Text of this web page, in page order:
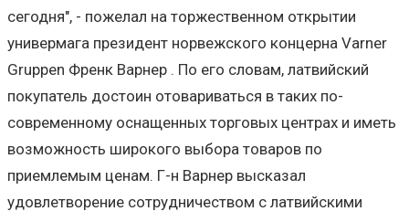
сегодня", - пожелал на торжественном открытии
универмага президент норвежского концерна Varner
Gruppen Френк Варнер . По его словам, латвийский
покупатель достоин отовариваться в таких по-
современному оснащенных торговых центрах и иметь
возможность широкого выбора товаров по
приемлемым ценам. Г-н Варнер высказал
удовлетворение сотрудничеством с латвийскими